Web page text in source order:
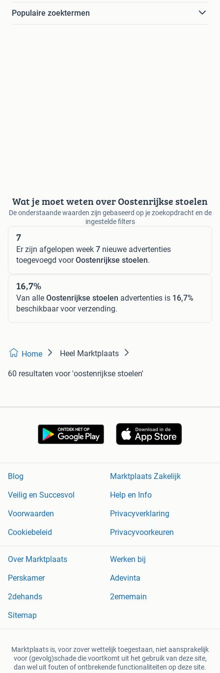
Populaire zoektermen
Wat je moet weten over Oostenrijkse stoelen
De onderstaande waarden zijn gebaseerd op je zoekopdracht en de
ingestelde filters
7
Er zijn afgelopen week 7 nieuwe advertenties
toegevoegd voorOostenrijkse stoelen.
16,7%
Van alle Oostenrijkse stoelen advertenties is 16,7%
beschikbaar voor verzending.
Home Heel Marktplaats
60 resultaten voor 'oostenrijkse stoelen'
Blog
Marktplaats Zakelijk
Veilig en Succesvol
Help en Info
Voorwaarden
Privacyverklaring
Cookiebeleid
Privacyvoorkeuren
Over Marktplaats
Werken bij
Perskamer
Adevinta
2dehands
2ememain
Sitemap
Marktplaats is, voor zover wettelijk toegestaan, niet aansprakelijk
voor (gevolg)schade die voortkomt uit het gebruik van deze site,
dan wel uit fouten of ontbrekende functionaliteiten op deze site.